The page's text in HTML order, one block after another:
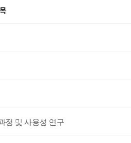
정 및 사용성 연구